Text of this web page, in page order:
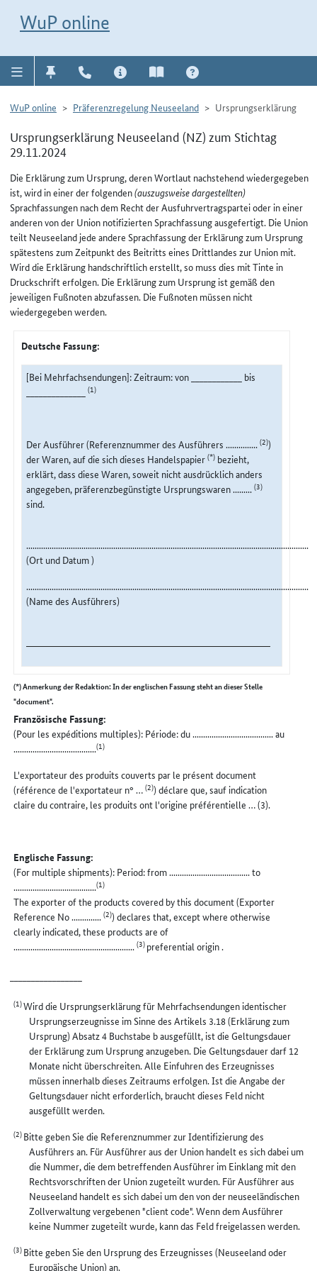
WuP online
WuP online Präferenzregelung Neuseeland Ursprungserklärung
Ursprungserklärung Neuseeland (NZ) zum Stichtag
29.11.2024
Die Erklärung zum Ursprung, deren Wortlaut nachstehend wiedergegeben
ist, wird in einer der folgenden(auszugsweise dargestellten)
Sprachfassungen nach dem Recht der Ausfuhrvertragspartei oder in einer
anderen von der Union notifizierten Sprachfassung ausgefertigt. Die Union
teilt Neuseeland jede andere Sprachfassung der Erklärung zum Ursprung
spätestens zum Zeitpunkt des Beitritts eines Drittlandes zur Union mit.
Wird die Erklärung handschriftlich erstellt, so muss dies mit Tinte in
Druckschrift erfolgen. Die Erklärung zum Ursprung ist gemäß den
jeweiligen Fußnoten abzufassen. Die Fußnoten müssen nicht
wiedergegeben werden.
Deutsche Fassung:
[Bei Mehrfachsendungen]: Zeitraum: von ____________ bis
(1)
Der Ausführer (Referenznummer des Ausführers ...............(2))
der Waren, auf die sich dieses Handelspapier(*) bezieht,
erklärt, dass diese Waren, soweit nicht ausdrücklich anders
angegeben, präferenzbegünstigte Ursprungswaren .........(3)
sind.
(Ort und Datum )
(Name des Ausführers)
(*) Anmerkung der Redaktion: In der englischen Fassung steht an dieser Stelle
"document".
Französische Fassung:
(Pour les expéditions multiples): Période: du ...................................... au
.......................................(1)
L'exportateur des produits couverts par le présent document
(référence de l'exportateur n° …(2)) déclare que, sauf indication
claire du contraire, les produits ont l'origine préférentielle … (3).
Englische Fassung:
(For multiple shipments): Period: from ...................................... to
.......................................(1)
The exporter of the products covered by this document (Exporter
Reference No ..............(2)) declares that, except where otherwise
clearly indicated, these products are of
.........................................................(3)preferential origin .
(1)Wird die Ursprungserklärung für Mehrfachsendungen identischer
Ursprungserzeugnisse im Sinne des Artikels 3.18 (Erklärung zum
Ursprung) Absatz 4 Buchstabe b ausgefüllt, ist die Geltungsdauer
der Erklärung zum Ursprung anzugeben. Die Geltungsdauer darf 12
Monate nicht überschreiten. Alle Einfuhren des Erzeugnisses
müssen innerhalb dieses Zeitraums erfolgen. Ist die Angabe der
Geltungsdauer nicht erforderlich, braucht dieses Feld nicht
ausgefüllt werden.
(2)Bitte geben Sie die Referenznummer zur Identifizierung des
Ausführers an. Für Ausführer aus der Union handelt es sich dabei um
die Nummer, die dem betreffenden Ausführer im Einklang mit den
Rechtsvorschriften der Union zugeteilt wurden. Für Ausführer aus
Neuseeland handelt es sich dabei um den von der neuseeländischen
Zollverwaltung vergebenen "client code". Wenn dem Ausführer
keine Nummer zugeteilt wurde, kann das Feld freigelassen werden.
(3)Bitte geben Sie den Ursprung des Erzeugnisses (Neuseeland oder
Europäische Union) an.